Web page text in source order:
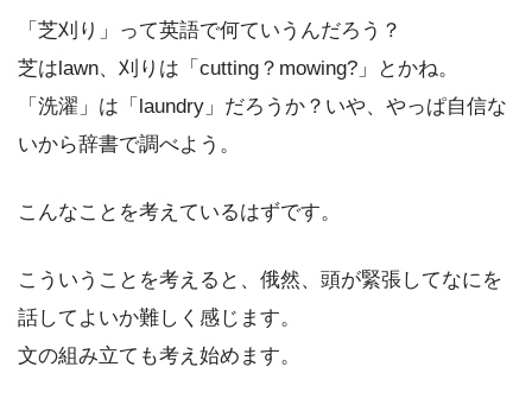
「芝刈り」って英語で何ていうんだろう？
芝はlawn、刈りは「cutting？mowing?」とかね。
「洗濯」は「laundry」だろうか？いや、やっぱ自信な
いから辞書で調べよう。
こんなことを考えているはずです。
こういうことを考えると、俄然、頭が緊張してなにを
話してよいか難しく感じます。
文の組み立ても考え始めます。